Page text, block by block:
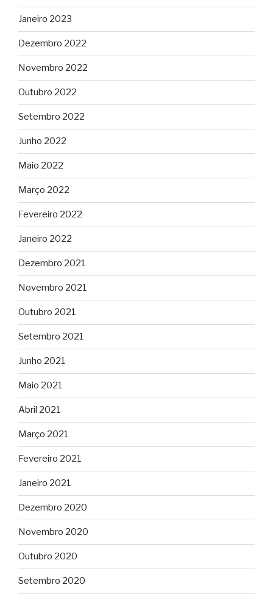
Janeiro 2023
Dezembro 2022
Novembro 2022
Outubro 2022
Setembro 2022
Junho 2022
Maio 2022
Março 2022
Fevereiro 2022
Janeiro 2022
Dezembro 2021
Novembro 2021
Outubro 2021
Setembro 2021
Junho 2021
Maio 2021
Abril 2021
Março 2021
Fevereiro 2021
Janeiro 2021
Dezembro 2020
Novembro 2020
Outubro 2020
Setembro 2020